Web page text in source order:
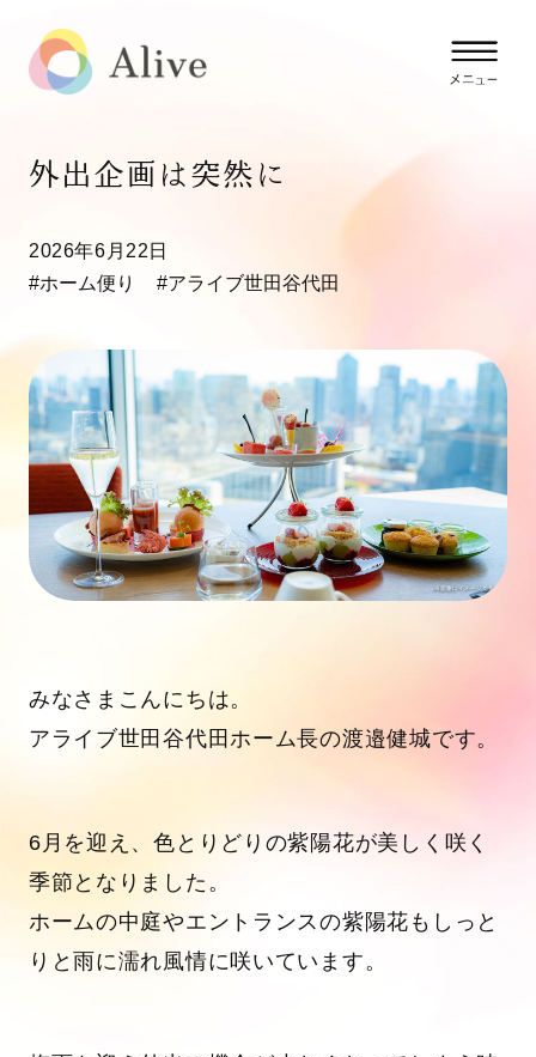
外出企画は突然に
2026年6月22日
#ホーム便り
#アライブ世田谷代田
みなさまこんにちは。
アライブ世田谷代田ホーム長の渡邉健城です。
6月を迎え、色とりどりの紫陽花が美しく咲く
季節となりました。
ホームの中庭やエントランスの紫陽花もしっと
りと雨に濡れ風情に咲いています。